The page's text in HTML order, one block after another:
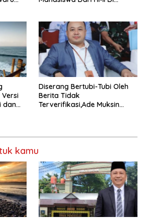
dan
Diserang Bertubi-Tubi Oleh
Berita Tidak
Terverifikasi,Ade Muksin
kamu